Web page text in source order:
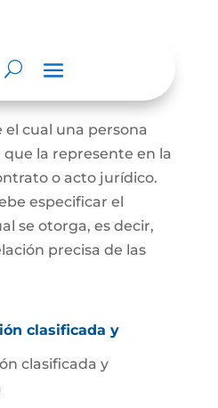
que lo vigilan
el cual una persona
la represente en la
o acto jurídico.
especificar el
se otorga, es decir,
precisa de las
clasificada y
clasificada y